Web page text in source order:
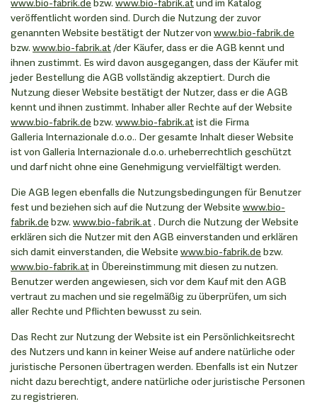
veröffentlicht worden sind. Durch die Nutzung der zuvor
genannten Website bestätigt der Nutzervon www.bio-fabrik.de
bzw. www.bio-fabrik.at/der Käufer, dass er die AGB kennt und
ihnen zustimmt. Es wird davon ausgegangen, dass der Käufer mit
jeder Bestellung die AGB vollständig akzeptiert. Durch die
Nutzung dieser Website bestätigt der Nutzer, dass er die AGB
kennt und ihnen zustimmt. Inhaber aller Rechte auf der Website
www.bio-fabrik.de bzw. www.bio-fabrik.atist die Firma
Galleria Internazionale d.o.o.. Der gesamte Inhalt dieser Website
ist von Galleria Internazionale d.o.o. urheberrechtlich geschützt
und darf nicht ohne eine Genehmigung vervielfältigt werden.
Die AGB legen ebenfalls die Nutzungsbedingungen für Benutzer
fest und beziehen sich auf die Nutzung der Website www.bio-
fabrik.de bzw. www.bio-fabrik.at. Durch die Nutzung der Website
erklären sich die Nutzer mit den AGB einverstanden und erklären
sich damit einverstanden, die Website www.bio-fabrik.de bzw.
www.bio-fabrik.atin Übereinstimmung mit diesen zu nutzen.
Benutzer werden angewiesen, sich vor dem Kauf mit den AGB
vertraut zu machen und sie regelmäßig zu überprüfen, um sich
aller Rechte und Pflichten bewusst zu sein.
Das Recht zur Nutzung der Website ist ein Persönlichkeitsrecht
des Nutzers und kann in keiner Weise auf andere natürliche oder
juristische Personen übertragen werden. Ebenfalls ist ein Nutzer
nicht dazu berechtigt, andere natürliche oder juristische Personen
zu registrieren.